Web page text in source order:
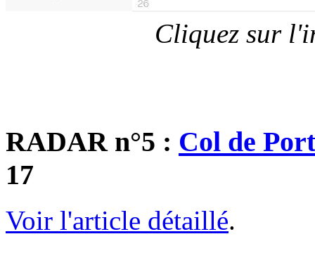
Cliquez sur
RADAR n°5 : Col de
17
Voir l'article détaillé.